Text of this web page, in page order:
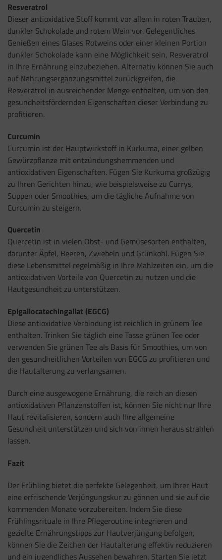
Resveratrol
Dieser antioxidative Stoff kommt vor allem in roten Trauben,
dunkler Schokolade und rotem Wein vor. Gelegentliches
Genießen eines Glases Rotweins oder einer kleinen Portion
dunkler Schokolade kann eine Möglichkeit sein, Resveratrol
in Ihre Ernährung einzubeziehen. Alternativ können Sie auch
auf Nahrungsergänzungsmittel zurückgreifen, die
Resveratrol in ausreichender Menge enthalten, um von den
gesundheitsfördernden Eigenschaften dieser Verbindung zu
profitieren.
Curcumin
Curcumin ist der Hauptwirkstoff in Kurkuma, einer gelben
Gewürzpflanze mit entzündungshemmenden und
antioxidativen Eigenschaften. Fügen Sie Kurkuma großzügig
zu Ihren Gerichten hinzu, wie beispielsweise zu Currys,
Suppen oder Smoothies, um die tägliche Aufnahme von
Curcumin zu steigern.
Quercetin
Quercetin ist in vielen Obst- und Gemüsesorten enthalten,
darunter Äpfel, Beeren, Zwiebeln und Grünkohl. Fügen Sie
diese Lebensmittel regelmäßig in Ihre Mahlzeiten ein, um die
antioxidativen Vorteile von Quercetin zu nutzen und die
Hautgesundheit zu unterstützen.
Epigallocatechingallat (EGCG)
Diese antioxidative Verbindung ist reichlich in grünem Tee
enthalten. Trinken Sie täglich eine Tasse grünen Tee oder
verwenden Sie grünen Tee als Basis für Smoothies, um von
den gesundheitlichen Vorteilen von EGCG zu profitieren und
die Hautalterung zu verlangsamen.
Durch eine ausgewogene Ernährung, die reich an diesen
antioxidativen Pflanzenstoffen ist, können Sie nicht nur Ihre
Haut revitalisieren, sondern auch Ihre allgemeine
Gesundheit unterstützen und sich von innen heraus strahlen
lassen.
Fazit
Der Frühling bietet die perfekte Gelegenheit, um Ihrer Haut
eine erfrischende Verjüngungskur zu gönnen und sie auf die
kommenden Monate vorzubereiten. Indem Sie diese
Frühlingsrituale in Ihre Pflegeroutine integrieren und
gezielte Ernährungstipps zur Hautverjüngung befolgen,
können Sie die Zeichen der Hautalterung effektiv reduzieren
und ein jugendliches Aussehen bewahren. Starten Sie jetzt